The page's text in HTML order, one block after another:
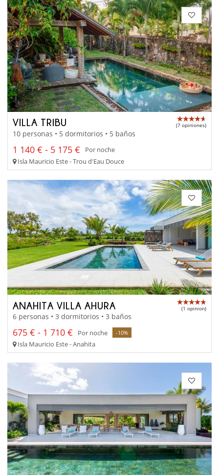
VILLA TRIBU (7 opiniones)
10 personas • 5 dormitorios • 5 baños
1 140 € - 5 175 €
Por noche
Isla Mauricio Este - Trou d'Eau Douce
ANAHITA VILLA AHURA (1 opinion)
6 personas • 3 dormitorios • 3 baños
675 € - 1 710 € Por noche -10%
Isla Mauricio Este - Anahita